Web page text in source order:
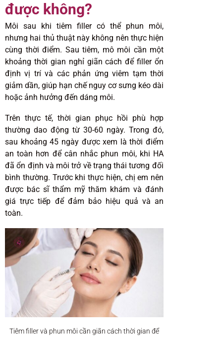
được không?
Môi sau khi tiêm filler có thể phun môi,
nhưng hai thủ thuật này không nên thực hiện
cùng thời điểm. Sau tiêm, mô môi cần một
khoảng thời gian nghỉ giãn cáchđể filler ổn
định vị trí và các phản ứng viêm tạm thời
giảm dần, giúp hạn chế nguy cơ sưng kéo dài
hoặc ảnh hưởng đến dáng môi.
Trên thực tế, thời gian phục hồi phù hợp
thường dao động từ 30-60 ngày. Trong đó,
sau khoảng 45 ngày được xem là thời điểm
an toàn hơn để cân nhắc phun môi, khi HA
đã ổn định và môi trở về trạng thái tương đối
bình thường. Trước khi thực hiện, chị em nên
được bác sĩ thẩm mỹ thăm khám và đánh
giá trực tiếp để đảm bảo hiệu quả và an
toàn.
Tiêm filler và phun môi cần giãn cách thời gian để